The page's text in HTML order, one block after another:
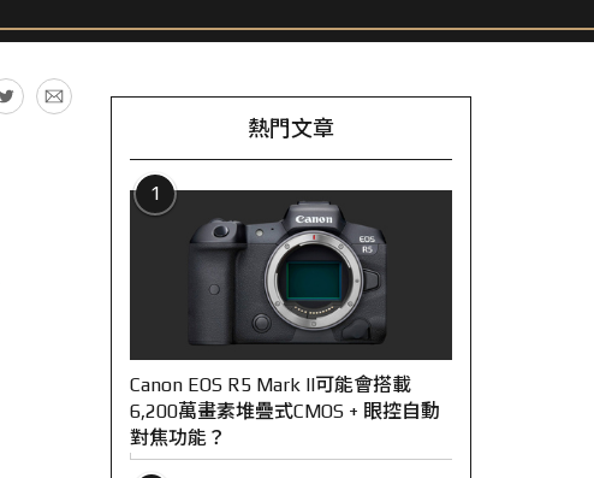
熱門文章
1
Canon EOS R5 Mark II可能會搭載
6,200萬畫素堆疊式CMOS + 眼控自動
對焦功能？